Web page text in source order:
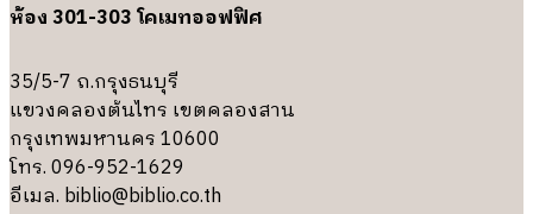
ห้อง 301-303 โคเมทออฟฟิศ
35/5-7 ถ.กรุงธนบุรี
แขวงคลองต้นไทร เขตคลองสาน
กรุงเทพมหานคร 10600
โทร. 096-952-1629
อีเมล. biblio@biblio.co.th